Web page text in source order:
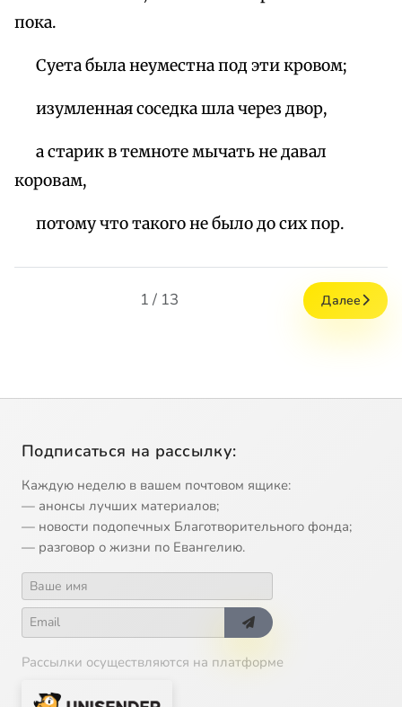
пока.
Суета была неуместна под эти кровом;
изумленная соседка шла через двор,
а старик в темноте мычать не давал
коровам,
потому что такого не было до сих пор.
1 / 13 Далее
Подписаться на рассылку:
Каждую неделю в вашем почтовом ящике:
— анонсы лучших материалов;
— новости подопечных Благотворительного фонда;
— разговор о жизни по Евангелию.
Рассылки осуществляются на платформе